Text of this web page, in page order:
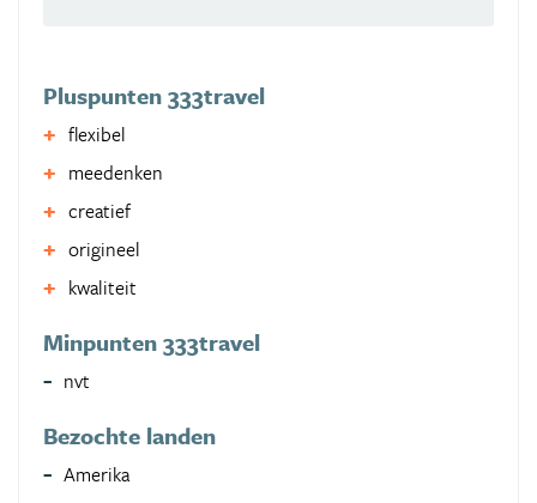
Pluspunten 333travel
flexibel
meedenken
creatief
origineel
kwaliteit
Minpunten 333travel
nvt
Bezochte landen
Amerika